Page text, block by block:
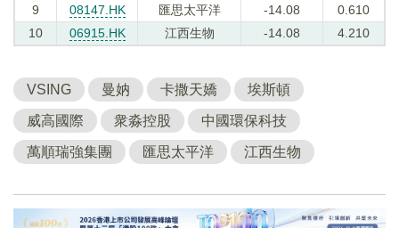
9
08147.HK 匯思太平洋 -14.08
0.610
10
06915.HK 江西生物 -14.08 4.210
VSING 曼妠 卡撒天嬌 埃斯頓
威高國際 衆淼控股 中國環保科技
萬順瑞強集團 匯思太平洋 江西生物